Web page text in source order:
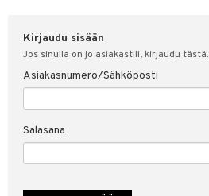
Fitness
Koti & Sisustus
Lelut, Lapsi & Vauva
Tuotemerkkejä
Kirjaudu sisään
Jos sinulla on jo asiakastili, kirjaudu tästä.
Asiakasnumero/Sähköposti
Salasana
& vastauksia
myyntiehdot
suojaus